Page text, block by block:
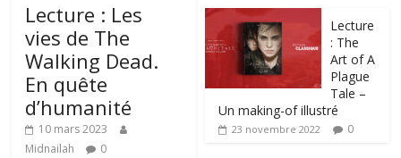
Lecture : Les
vies de The
Walking Dead.
En quête
d’humanité
10 mars 2023
Midnailah
0
Lecture
: The
Art of A
Plague
Tale –
Un making-of illustré
23 novembre 2022 0